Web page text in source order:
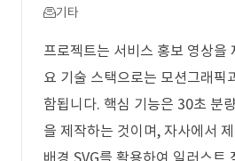
기타
프로젝트는 서비스 홍보 영상을
요 기술 스택으로는 모션그래픽
함됩니다. 핵심 기능은 30초 분
을 제작하는 것이며, 자사에서
배경 SVG를 활용하여 일러스트